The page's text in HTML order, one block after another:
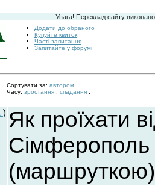
Увага! Переклад сайту
Додати до обраного
Купуйте квиток
Часті запитання
Запитайте у форумі
Сортувати за: автором
Часу: зростання спадання
) Як проїхати